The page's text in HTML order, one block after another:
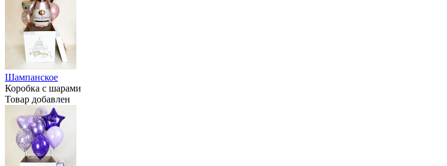
Шампанское
Коробка с шарами
Товар добавлен